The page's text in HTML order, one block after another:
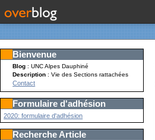
Bienvenue
Blog : UNC Alpes Dauphiné
Description: Vie des Sections rattachées
Contact
Formulaire d'adhésion
2020: formulaire d'adhésion
Recherche Article